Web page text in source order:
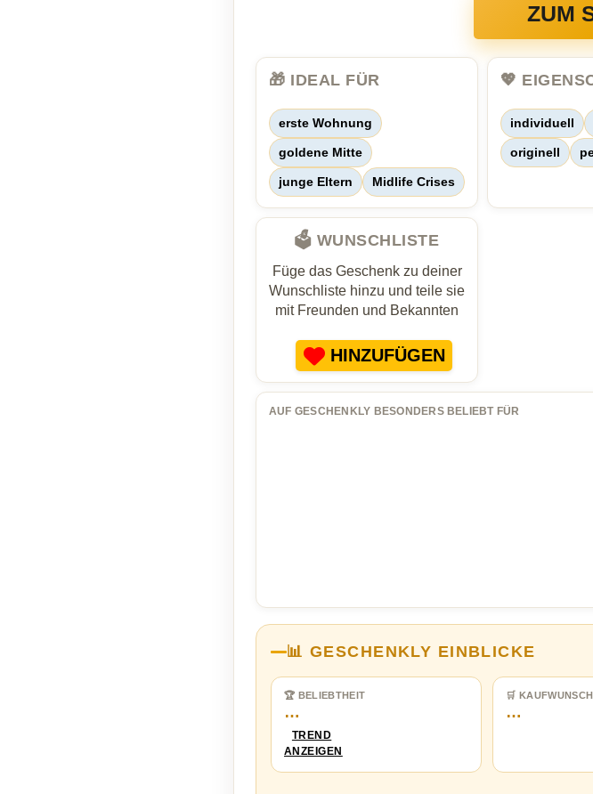
ZUM
🎁 IDEAL FÜR
erste Wohnung
goldene Mitte
junge Eltern Midlife Crises
💖
individuell
originell
🗳️ WUNSCHLISTE
Füge das Geschenk zu deiner
Wunschliste hinzu und teile sie
mit Freunden und Bekannten
HINZUFÜGEN
AUF GESCHENKLY BESONDERS BELIEBT FÜR
📊 GESCHENKLY EINBLICKE
🏆 BELIEBTHEIT
…
TREND
ANZEIGEN
🛒
…